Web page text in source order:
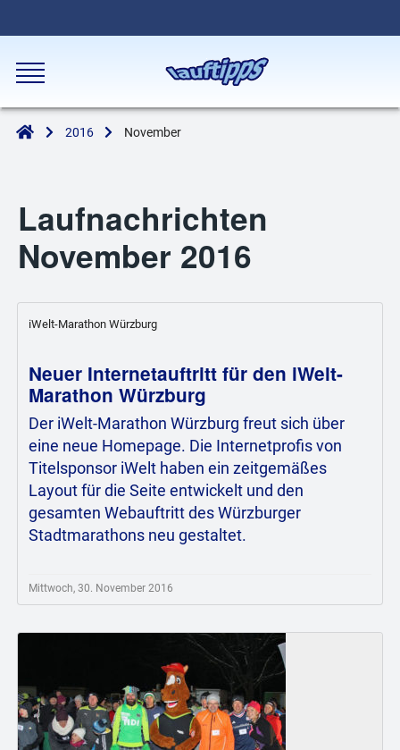
2016 November
Laufnachrichten
November 2016
iWelt-Marathon Würzburg
Neuer Internetauftritt für den iWelt-
Marathon Würzburg
Der iWelt-Marathon Würzburg freut sich über
eine neue Homepage. Die Internetprofis von
Titelsponsor iWelt haben ein zeitgemäßes
Layout für die Seite entwickelt und den
gesamten Webauftritt des Würzburger
Stadtmarathons neu gestaltet.
Mittwoch, 30. November 2016